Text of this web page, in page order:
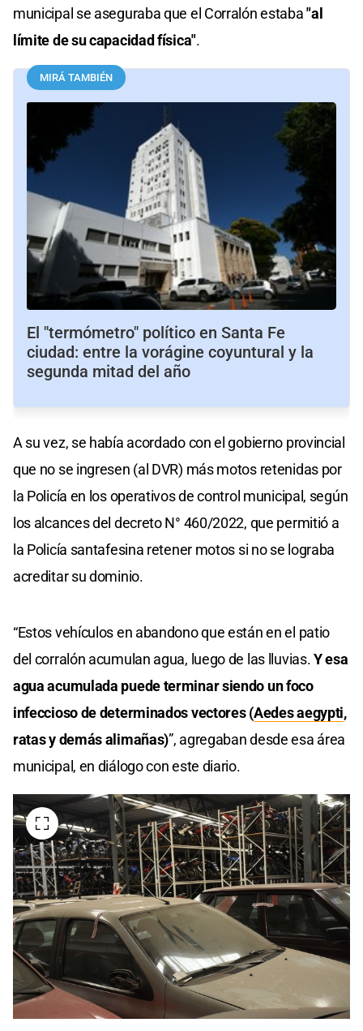
municipal se aseguraba que el Corralón estaba"al
límite de su capacidad física".
MIRÁ TAMBIÉN
El "termómetro" político en Santa Fe
ciudad: entre la vorágine coyuntural y la
segunda mitad del año
A su vez, se había acordado con el gobierno provincial
que no se ingresen (al DVR) más motos retenidas por
la Policía en los operativos de control municipal, según
los alcances del decreto N° 460/2022, que permitió a
la Policía santafesina retener motos si no se lograba
acreditar su dominio.
“Estos vehículos en abandono que están en el patio
del corralón acumulan agua, luego de las lluvias.Y esa
agua acumulada puede terminar siendo un foco
infeccioso de determinados vectores (Aedes aegypti,
ratas y demás alimañas)”, agregaban desde esa área
municipal, en diálogo con este diario.